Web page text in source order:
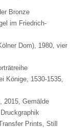
Bronze
im Friedrich-
Dom), 1980, vier
Könige, 1530-1535,
2015, Gemälde
Prints, Still